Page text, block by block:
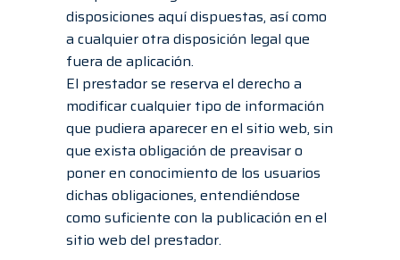
disposiciones aquí dispuestas, así como
a cualquier otra disposición legal que
fuera de aplicación.
El prestador se reserva el derecho a
modificar cualquier tipo de información
que pudiera aparecer en el sitio web, sin
que exista obligación de preavisar o
poner en conocimiento de los usuarios
dichas obligaciones, entendiéndose
como suficiente con la publicación en el
sitio web del prestador.